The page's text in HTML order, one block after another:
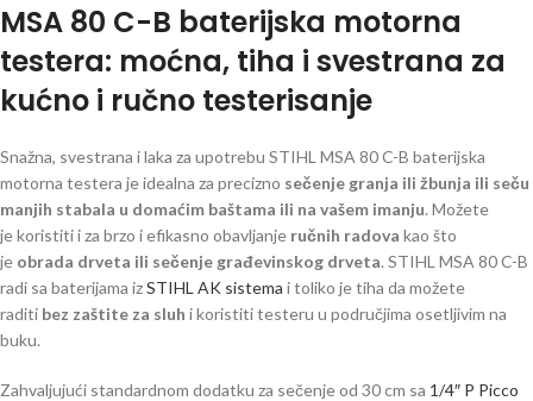
MSA 80 C-B baterijska motorna
testera: moćna, tiha i svestrana za
kućno i ručno testerisanje
Snažna, svestrana i laka za upotrebu STIHL MSA 80 C-B baterijska
motorna testera je idealna za precizno sečenje granja ili žbunja ili seču
manjih stabala u domaćim baštama ili na vašem imanju. Možete
je koristiti i za brzo i efikasno obavljanje ručnih radova kao što
je obrada drveta ili sečenje građevinskog drveta. STIHL MSA 80 C-B
radi sa baterijama izSTIHL AK sistema i toliko je tiha da možete
raditi bez zaštite za sluh i koristiti testeru u područjima osetljivim na
buku.
Zahvaljujući standardnom dodatku za sečenje od 30 cm sa 1/4″ P Picco